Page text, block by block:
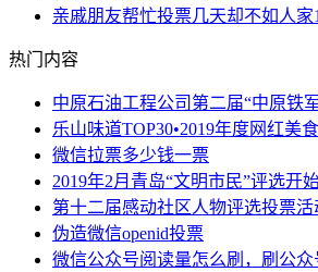
亲戚朋友帮忙投票几天却不如人家
热门内容
中原石油工程公司第二届“中原铁
乐山味道TOP30•2019年度网红美
微信拉票多少钱一票
2019年2月青岛“文明市民”评选开
第十二届感动社区人物评选投票活
伪造微信openid投票
微信公众号阅读量怎么刷，刷公